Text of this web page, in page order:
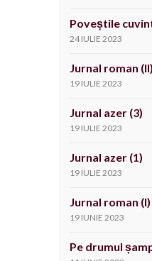
Poveștile
24 IULIE 2023
Jurnal roman
19 IULIE 2023
Jurnal azer (3)
19 IULIE 2023
Jurnal azer (1)
19 IULIE 2023
Jurnal roman (I)
19 IUNIE 2023
Pe drumul